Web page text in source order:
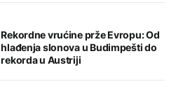
Rekordne vrućine prže Evropu: Od
hlađenja slonova u Budimpešti do
rekorda u Austriji